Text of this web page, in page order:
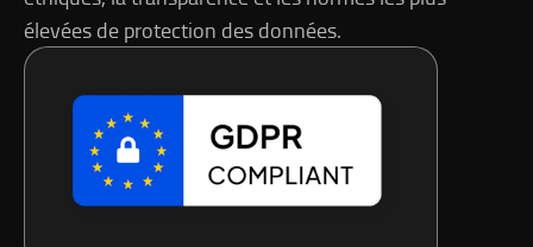
élevées de protection des données.